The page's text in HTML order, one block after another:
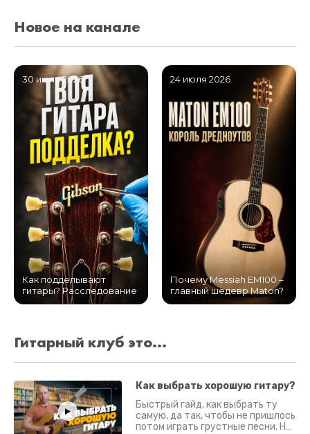
Новое на канале
30 июля 2026
Как подделывают
гитары? Расследование
24 июля 2026
Почему Messiah EM100 –
главный шедевр Maton?
Гитарный клуб это...
Как выбрать хорошую гитару?
Быстрый гайд, как выбрать ту
самую, да так, чтобы не пришлось
потом играть грустные песни. На